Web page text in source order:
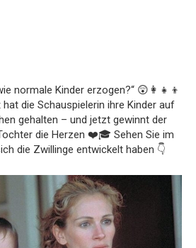
normale Kinder erzogen?“ 😲👩‍👧‍👦
die Schauspielerin ihre Kinder auf
gehalten – und jetzt gewinnt der
die Herzen ❤️🎓 Sehen Sie im
die Zwillinge entwickelt haben 👇